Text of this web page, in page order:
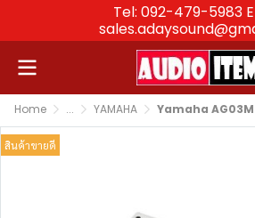
Tel: 092-479-5983
Home ... YAMAHA Yamaha AG03MK2 มิกเซอร์ส
สินค้าขายดี